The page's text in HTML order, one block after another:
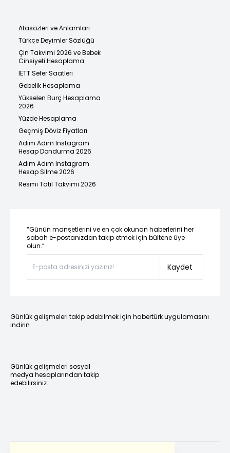
Atasözleri ve Anlamları
Türkçe Deyimler Sözlüğü
Çin Takvimi 2026 ve Bebek
Cinsiyeti Hesaplama
İETT Sefer Saatleri
Gebelik Hesaplama
Yükselen Burç Hesaplama
2026
Yüzde Hesaplama
Geçmiş Döviz Fiyatları
Adım Adım Instagram
Hesap Dondurma 2026
Adım Adım Instagram
Hesap Silme 2026
Resmi Tatil Takvimi 2026
“Günün manşetlerini ve en çok okunan haberlerini her
sabah e-postanızdan takip etmek için bültene üye
olun.”
Kaydet
Günlük gelişmeleri takip edebilmek için habertürk uygulamasını
indirin
Günlük gelişmeleri sosyal
medya hesaplarından takip
edebilirsiniz.